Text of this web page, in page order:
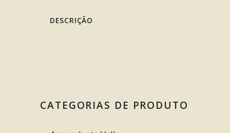
DESCRIÇÃO
CATEGORIAS DE PRODUTO